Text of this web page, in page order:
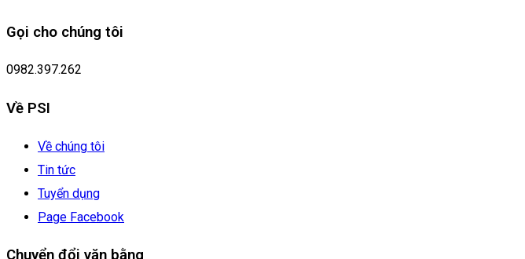
Gọi cho chúng tôi
0982.397.262
Về PSI
Về chúng tôi
Tin tức
Tuyển dụng
Page Facebook
Chuyển đổi văn bằng